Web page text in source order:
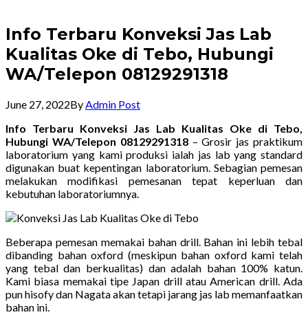
Info Terbaru Konveksi Jas Lab
Kualitas Oke di Tebo, Hubungi
WA/Telepon 08129291318
June 27, 2022By Admin Post
Info Terbaru Konveksi Jas Lab Kualitas Oke di Tebo,
Hubungi WA/Telepon 08129291318– Grosir jas praktikum
laboratorium yang kami produksi ialah jas lab yang standard
digunakan buat kepentingan laboratorium. Sebagian pemesan
melakukan modifikasi pemesanan tepat keperluan dan
kebutuhan laboratoriumnya.
Beberapa pemesan memakai bahan drill. Bahan ini lebih tebal
dibanding bahan oxford (meskipun bahan oxford kami telah
yang tebal dan berkualitas) dan adalah bahan 100% katun.
Kami biasa memakai tipe Japan drill atau American drill. Ada
pun hisofy dan Nagata akan tetapi jarang jas lab memanfaatkan
bahan ini.